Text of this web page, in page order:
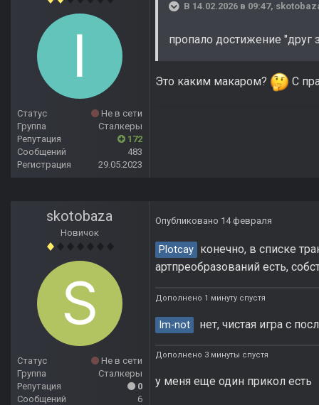
Статус
Не в сети
Группа
Сталкеры
Репутация
172
Сообщений
483
Регистрация
29.05.2023
В 14.02.2026 в 09:47,
пропало достижение "друг
Это каким макаром? С
skotobaza
Новичок
Статус
Не в сети
Группа
Сталкеры
Репутация
0
Сообщений
6
Опубликовано 14 февраля
Plotcay конечно, в списке
артпреобразований есть,
Дополнено 1 минуту спустя
Im-not нет, чистая игра с
Дополнено 3 минуты спустя
у меня еще один прикол есть